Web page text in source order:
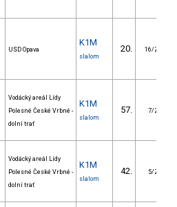
USD Opava
K1M
slalom
20. 16/ZS
Vodácký areál Lídy
Polesné České Vrbné -
dolní trať
K1M
slalom
57. 7/ZS
Vodácký areál Lídy
Polesné České Vrbné -
dolní trať
K1M
slalom
42. 5/ZS